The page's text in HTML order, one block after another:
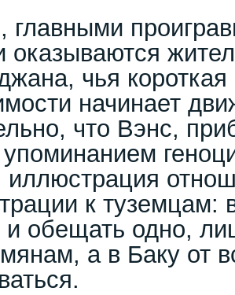
главными
оказываются
чья короткая
начинает
что Вэнс,
упоминанием
к туземцам:
и обещать одно,
а в Баку от